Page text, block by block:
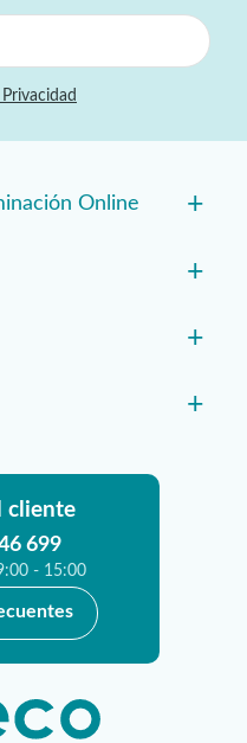
Online +
+
+
+
cliente
699
- 15:00